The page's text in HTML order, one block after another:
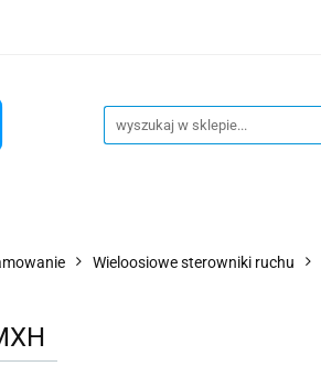
KONTAKT KSP
Wieloosiowe sterowniki ruchu